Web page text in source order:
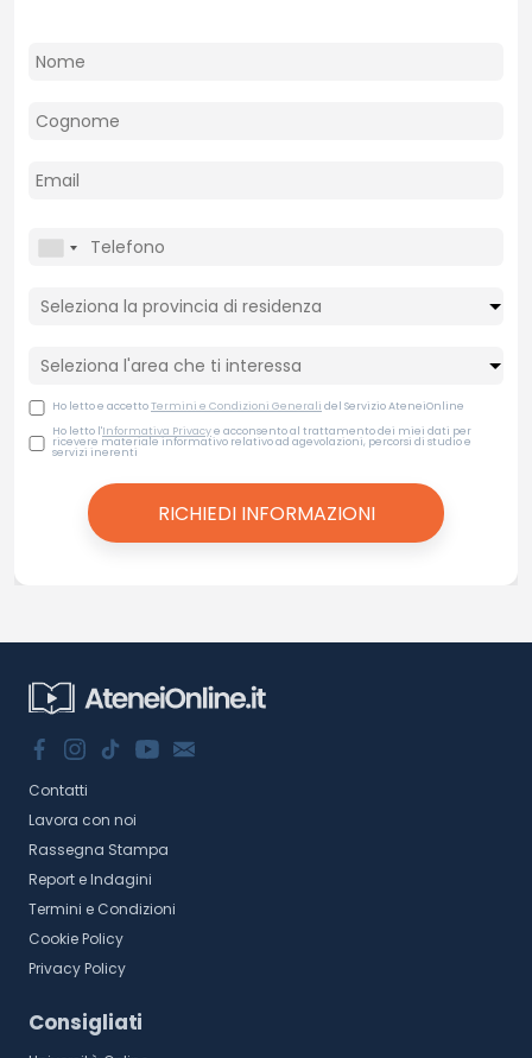
Ho letto e accettoTermini e Condizioni Generali del Servizio AteneiOnline
Ho letto l'Informativa Privacye acconsento al trattamento dei miei dati per
ricevere materiale informativo relativo ad agevolazioni, percorsi di studio e
servizi inerenti
Contatti
Lavora con noi
Rassegna Stampa
Report e Indagini
Termini e Condizioni
Cookie Policy
Privacy Policy
Consigliati